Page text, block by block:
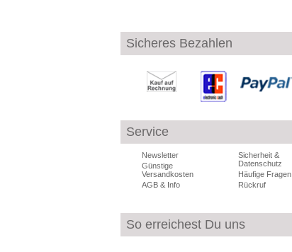
Sicheres Bezahlen
Service
Newsletter
Günstige
Versandkosten
AGB & Info
Sicherheit &
Datenschutz
Häufige Fragen
Rückruf
So erreichest Du uns